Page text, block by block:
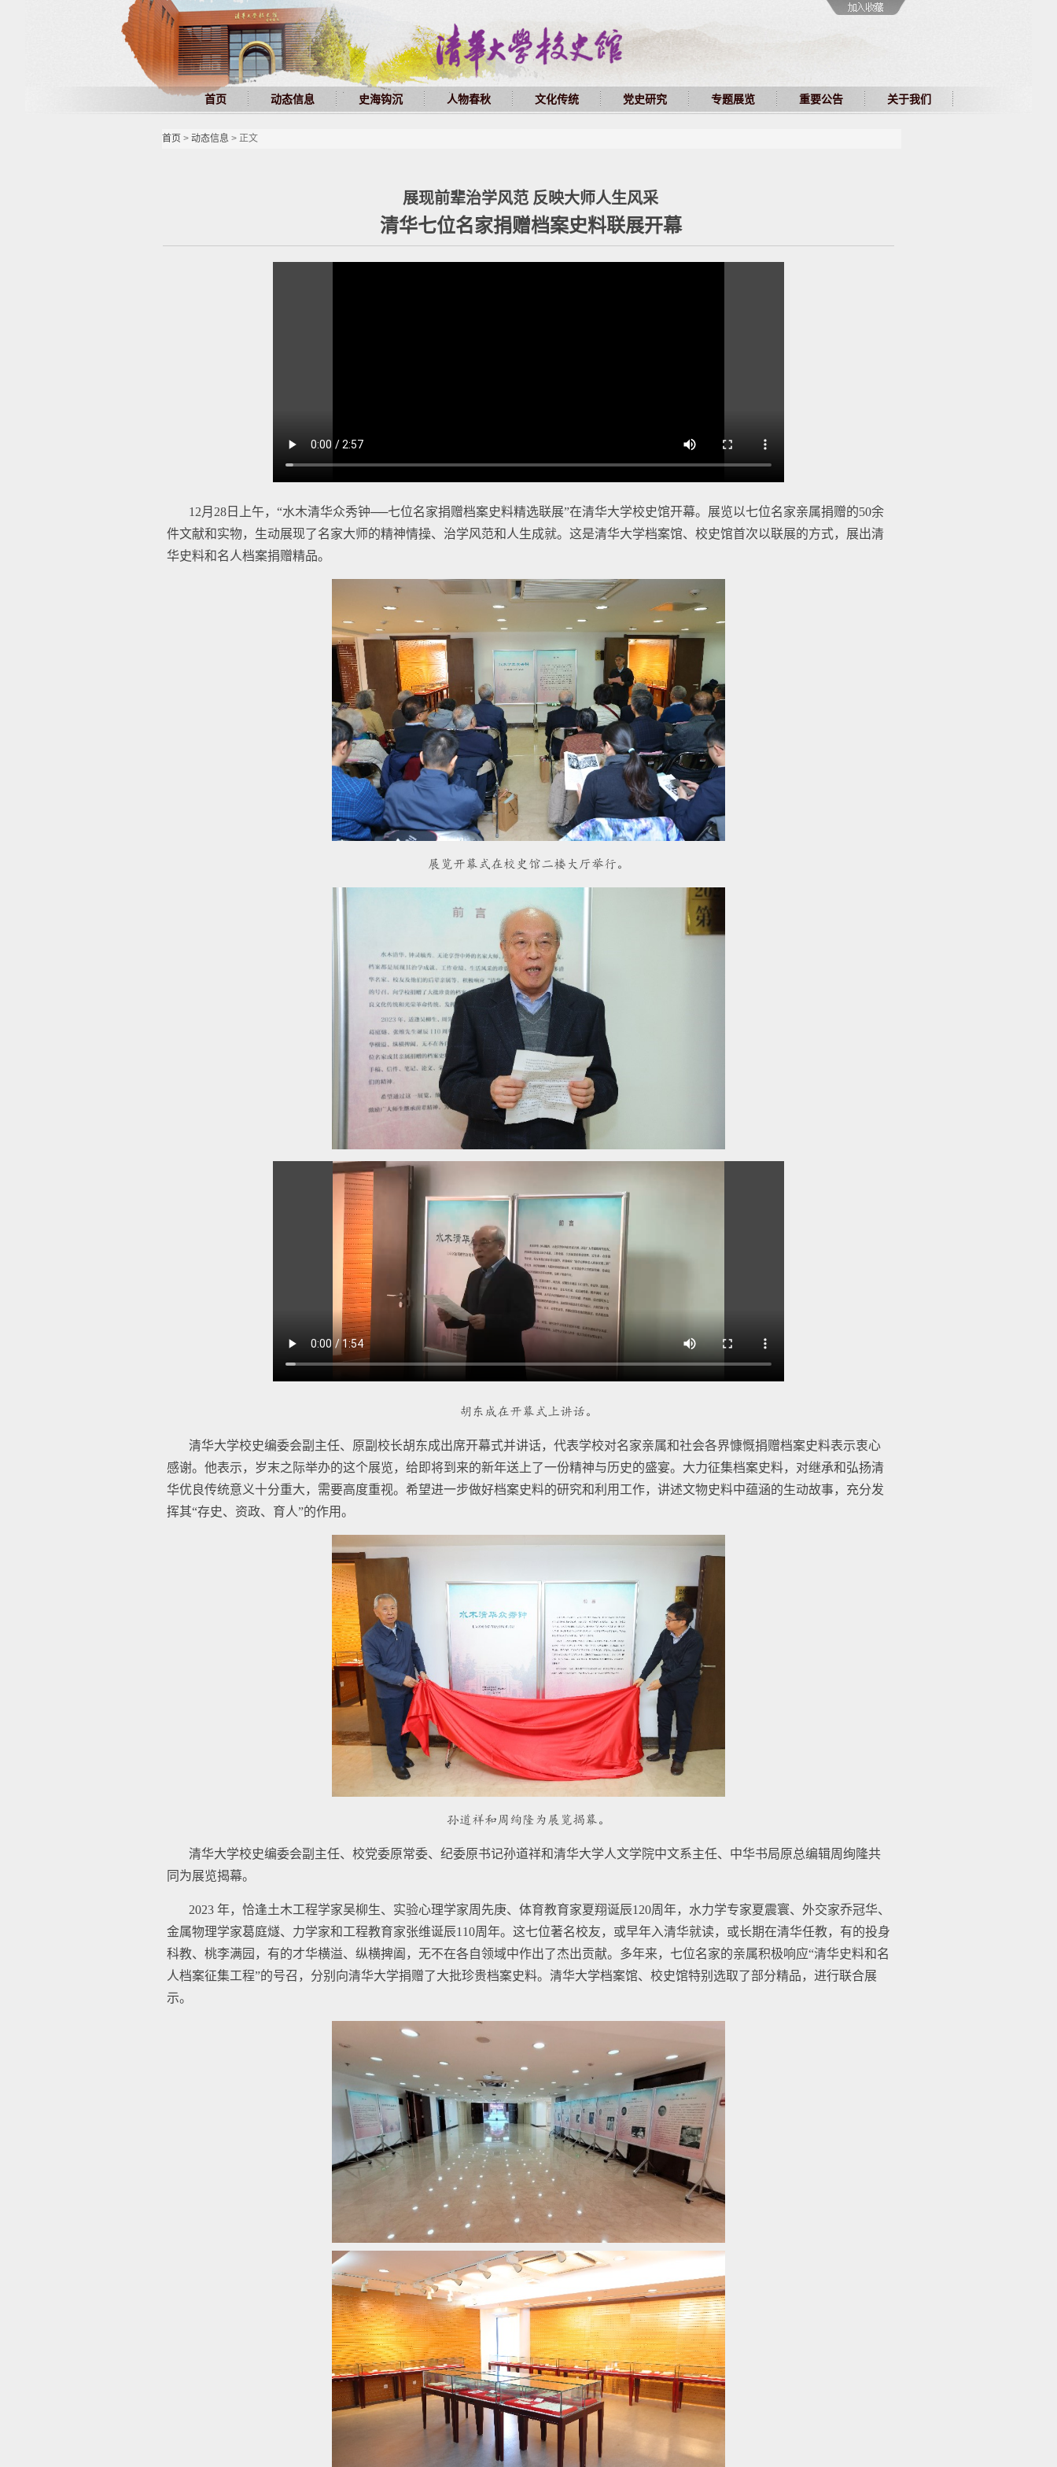
首页 动态信息 史海钩沉 人物春秋 文化传统 党史研究 专题展览 重要公告 关于我们
首页 > 动态信息> 正文
展现前辈治学风范 反映大师人生风采
清华七位名家捐赠档案史料联展开幕
12月28日上午，“水木清华众秀钟──七位名家捐赠档案史料精选联展”在清华大学校史馆开幕。展览以七位名家亲属捐赠的50余
件文献和实物，生动展现了名家大师的精神情操、治学风范和人生成就。这是清华大学档案馆、校史馆首次以联展的方式，展出清
华史料和名人档案捐赠精品。
展览开幕式在校史馆二楼大厅举行。
胡东成在开幕式上讲话。
清华大学校史编委会副主任、原副校长胡东成出席开幕式并讲话，代表学校对名家亲属和社会各界慷慨捐赠档案史料表示衷心
感谢。他表示，岁末之际举办的这个展览，给即将到来的新年送上了一份精神与历史的盛宴。大力征集档案史料，对继承和弘扬清
华优良传统意义十分重大，需要高度重视。希望进一步做好档案史料的研究和利用工作，讲述文物史料中蕴涵的生动故事，充分发
挥其“存史、资政、育人”的作用。
孙道祥和周绚隆为展览揭幕。
清华大学校史编委会副主任、校党委原常委、纪委原书记孙道祥和清华大学人文学院中文系主任、中华书局原总编辑周绚隆共
同为展览揭幕。
2023 年，恰逢土木工程学家吴柳生、实验心理学家周先庚、体育教育家夏翔诞辰120周年，水力学专家夏震寰、外交家乔冠华、
金属物理学家葛庭燧、力学家和工程教育家张维诞辰110周年。这七位著名校友，或早年入清华就读，或长期在清华任教，有的投身
科教、桃李满园，有的才华横溢、纵横捭阖，无不在各自领域中作出了杰出贡献。多年来，七位名家的亲属积极响应“清华史料和名
人档案征集工程”的号召，分别向清华大学捐赠了大批珍贵档案史料。清华大学档案馆、校史馆特别选取了部分精品，进行联合展
示。